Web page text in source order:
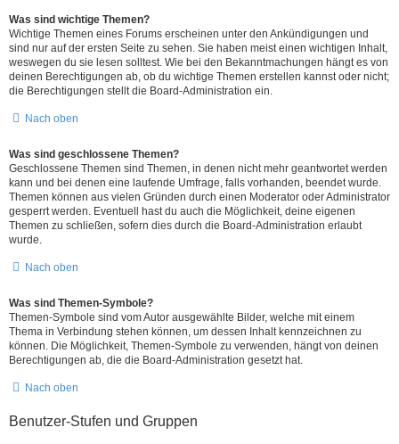
Was sind wichtige Themen?
Wichtige Themen eines Forums erscheinen unter den Ankündigungen und
sind nur auf der ersten Seite zu sehen. Sie haben meist einen wichtigen Inhalt,
weswegen du sie lesen solltest. Wie bei den Bekanntmachungen hängt es von
deinen Berechtigungen ab, ob du wichtige Themen erstellen kannst oder nicht;
die Berechtigungen stellt die Board-Administration ein.
Nach oben
Was sind geschlossene Themen?
Geschlossene Themen sind Themen, in denen nicht mehr geantwortet werden
kann und bei denen eine laufende Umfrage, falls vorhanden, beendet wurde.
Themen können aus vielen Gründen durch einen Moderator oder Administrator
gesperrt werden. Eventuell hast du auch die Möglichkeit, deine eigenen
Themen zu schließen, sofern dies durch die Board-Administration erlaubt
wurde.
Nach oben
Was sind Themen-Symbole?
Themen-Symbole sind vom Autor ausgewählte Bilder, welche mit einem
Thema in Verbindung stehen können, um dessen Inhalt kennzeichnen zu
können. Die Möglichkeit, Themen-Symbole zu verwenden, hängt von deinen
Berechtigungen ab, die die Board-Administration gesetzt hat.
Nach oben
Benutzer-Stufen und Gruppen